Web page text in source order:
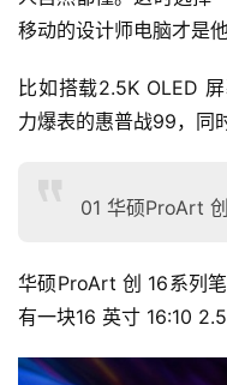
移动的设计师电脑才是
比如搭载2.5K OLED
力爆表的惠普战99，同
01 华硕ProArt
华硕ProArt 创 16系列
有一块16 英寸 16:10